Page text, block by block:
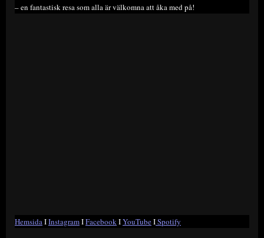
– en fantastisk resa som alla är välkomna att åka med på!
HemsidaIInstagramIFacebookIYouTubeISpotify